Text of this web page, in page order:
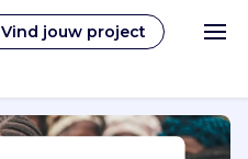
Vind jouw project